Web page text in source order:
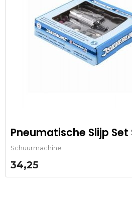
Pneumatische Slijp Set
Schuurmachine
34,25